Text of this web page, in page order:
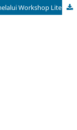
Revitalisasi Manuskrip Islam Mempawah melalui Workshop Literasi Arab Melayu Pada Siswa MA Al-Mansyuri